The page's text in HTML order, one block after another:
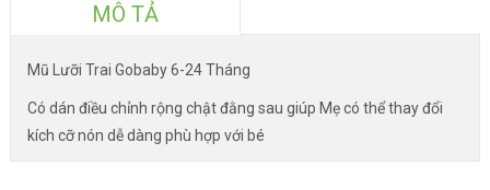
MÔ TẢ
Mũ Lưỡi Trai Gobaby 6-24 Tháng
Có dán điều chỉnh rộng chật đằng sau giúp Mẹ có thể thay đổi
kích cỡ nón dễ dàng phù hợp với bé